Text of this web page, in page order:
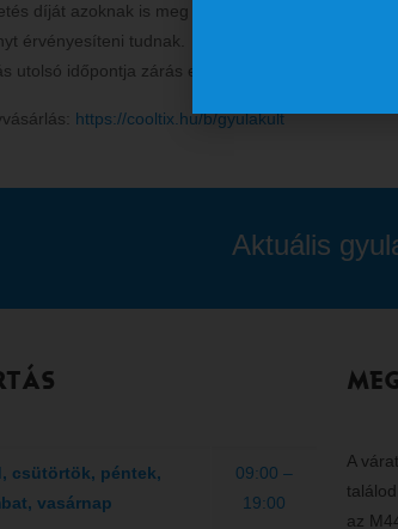
díját azoknak is meg kell fizetniük, akik
érvényesíteni tudnak.
utolsó időpontja zárás előtt egy órával.
https://cooltix.hu/b/gyulakult
Aktuális
csütörtök, péntek,
vasárnap
09:00 –
19:00
A
az